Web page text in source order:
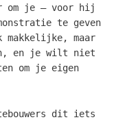
om je – voor hij
te geven
makkelijke, maar
en je wilt niet
om je eigen
dit iets